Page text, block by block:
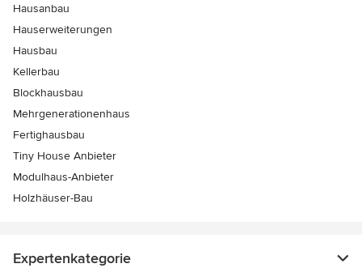
Hausanbau
Hauserweiterungen
Hausbau
Kellerbau
Blockhausbau
Mehrgenerationenhaus
Fertighausbau
Tiny House Anbieter
Modulhaus-Anbieter
Holzhäuser-Bau
Expertenkategorie